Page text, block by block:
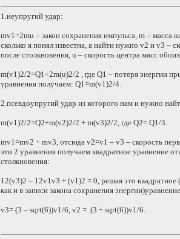
1.неупругий удар:
mv1=2mu – закон сохранения импульса, m – масса
сколько я понял известна, а найти нужно v2 и v3 –
после столкновения, u – скорость центра масс
m(v1)2/2=Q1+2m(u)2/2 , где Q1 – потеря энергии
уравнения получаем: Q1=m(v1)2/4.
2.псевдоупругий удар из которого нам и нужно
m(v1)2/2=Q2+m(v2)2/2 + m(v3)2/2, где Q2= Q1/3.
mv1=mv2 + mv3, отсюда v2=v1 – v3 – скорость
эти 2 уравнения получаем квадратное уравнение
столкновения:
12(v3)2 – 12v1v3 + (v1)2 = 0, решая это квадратное
как и в записи закона сохранения
v3= (3 – sqrt(6))v1/6, v2 = (3 + sqrt(6))v1/6.